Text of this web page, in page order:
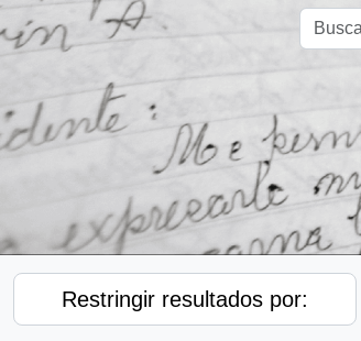
Restringir resultados por: